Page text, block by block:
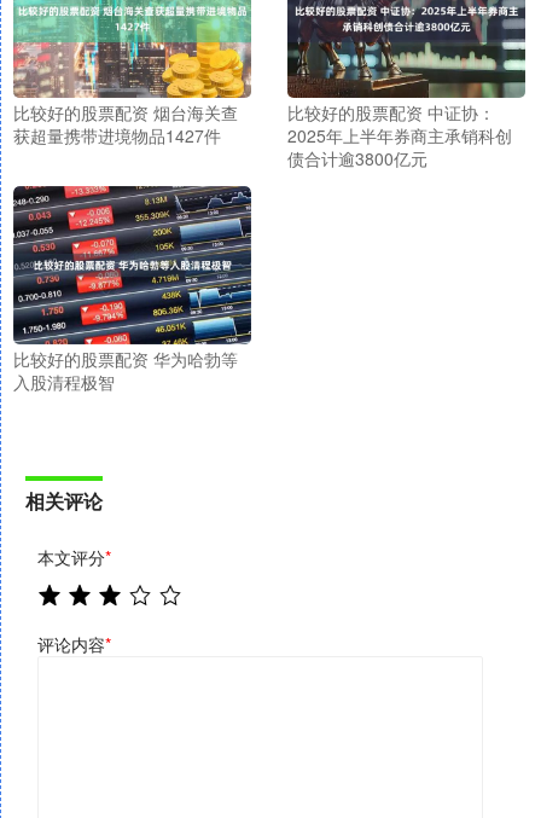
比较好的股票配资 烟台海关查
获超量携带进境物品1427件
比较好的股票配资 中证协：
2025年上半年券商主承销科创
债合计逾3800亿元
比较好的股票配资 华为哈勃等
入股清程极智
相关评论
本文评分*
评论内容*